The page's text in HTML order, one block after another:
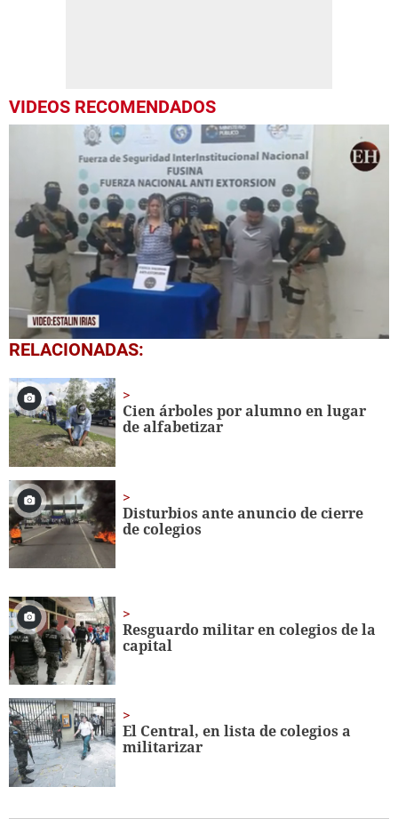
VIDEOS RECOMENDADOS
0
seconds
1
minute,
1
second
RELACIONADAS:
Cien árboles por alumno en lugar
de alfabetizar
Disturbios ante anuncio de cierre
de colegios
Resguardo militar en colegios de la
capital
El Central, en lista de colegios a
militarizar